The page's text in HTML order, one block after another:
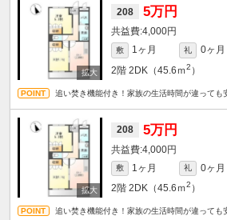
208 5万円
4,000円
敷 1ヶ月 礼
0ヶ月
2階 2DK（45.6ｍ2 ）
追い焚き機能付き！家族の生活時間が違っても
208 5万円
4,000円
敷 1ヶ月 礼
0ヶ月
2階 2DK（45.6ｍ2 ）
追い焚き機能付き！家族の生活時間が違っても